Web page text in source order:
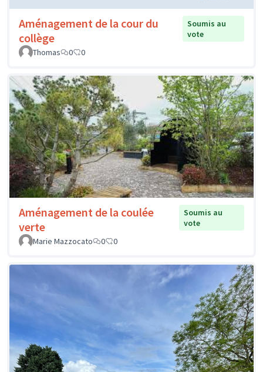
Aménagement de la cour du
collège
Soumis au
vote
Thomas
0 0
Aménagement de la coulée
verte
Soumis au
vote
Marie Mazzocato
0 0